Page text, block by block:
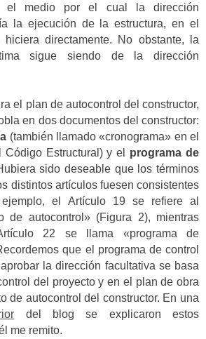
el medio por el cual la dirección
la ejecución de la estructura, en el
directamente. No obstante, la
sigue siendo de la dirección
el plan de autocontrol del constructor,
en dos documentos del constructor:
(también llamado «cronograma» en el
Código Estructural) y el programa de
sido deseable que los términos
distintos artículos fuesen consistentes
el Artículo 19 se refiere al
de autocontrol» (Figura 2), mientras
22 se llama «programa de
que el programa de control
la dirección facultativa se basa
del proyecto y en el plan de obra
de autocontrol del constructor. En una
del blog se explicaron estos
me remito.